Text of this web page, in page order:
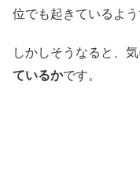
位でも起きているよう
しかしそうなると、
ているかです。